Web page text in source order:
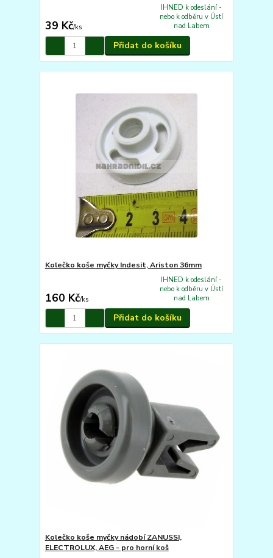
39 Kč/ks
IHNED k odeslání -
nebo k odběru v Ústí
nad Labem
Přidat do košíku
Kolečko koše myčky Indesit, Ariston 36mm
160 Kč/ks
IHNED k odeslání -
nebo k odběru v Ústí
nad Labem
Přidat do košíku
Kolečko koše myčky nádobí ZANUSSI,
ELECTROLUX, AEG - pro horní koš